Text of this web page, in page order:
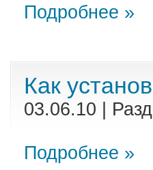
Подробнее »
Как
03.06.10 |
Подробнее »